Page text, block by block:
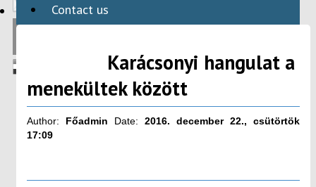
Contact us
Karácsonyi hangulat a
menekültek között
Author: Főadmin Date: 2016. december 22., csütörtök
17:09